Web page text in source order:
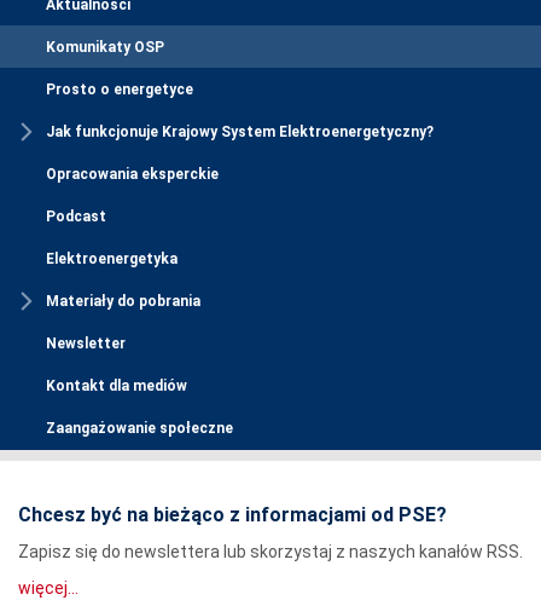
Aktualności
Komunikaty OSP
Prosto o energetyce
Jak funkcjonuje Krajowy System Elektroenergetyczny?
Opracowania eksperckie
Podcast
Elektroenergetyka
Materiały do pobrania
Newsletter
Kontakt dla mediów
Zaangażowanie społeczne
Chcesz być na bieżąco z informacjami od PSE?
Zapisz się do newslettera lub skorzystaj z naszych kanałów RSS.
więcej...